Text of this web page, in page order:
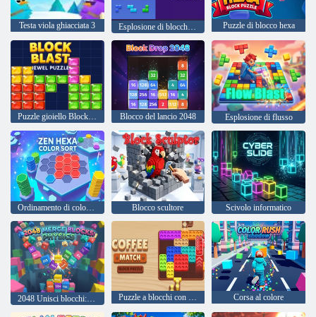
Testa viola ghiacciata 3 Esplosione di blocchi di colore Puzzle di blocco hexa
Puzzle gioiello Block Blast Blocco del lancio 2048 Esplosione di flusso
Ordinamento di colori Zen Hexa Blocco scultore Scivolo informatico
Puzzle a blocchi con partita di caffè Corsa al colore